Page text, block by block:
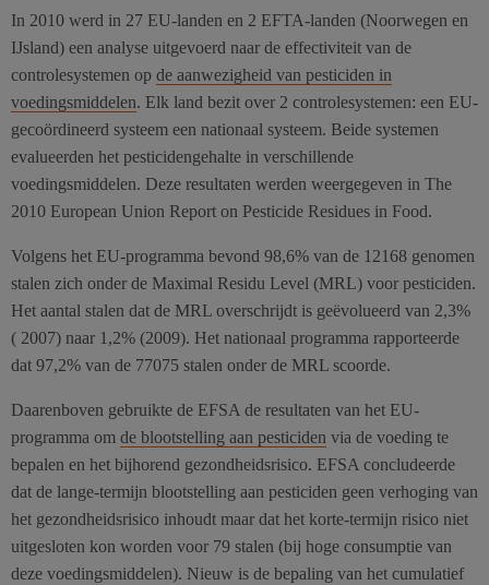
In 2010 werd in 27 EU-landen en 2 EFTA-landen (Noorwegen en
IJsland) een analyse uitgevoerd naar de effectiviteit van de
controlesystemen op de aanwezigheid van pesticiden in
voedingsmiddelen. Elk land bezit over 2 controlesystemen: een EU-
gecoördineerd systeem een nationaal systeem. Beide systemen
evalueerden het pesticidengehalte in verschillende
voedingsmiddelen. Deze resultaten werden weergegeven in The
2010 European Union Report on Pesticide Residues in Food.
Volgens het EU-programma bevond 98,6% van de 12168 genomen
stalen zich onder de Maximal Residu Level (MRL) voor pesticiden.
Het aantal stalen dat de MRL overschrijdt is geëvolueerd van 2,3%
( 2007) naar 1,2% (2009). Het nationaal programma rapporteerde
dat 97,2% van de 77075 stalen onder de MRL scoorde.
Daarenboven gebruikte de EFSA de resultaten van het EU-
programma om de blootstelling aan pesticiden via de voeding te
bepalen en het bijhorend gezondheidsrisico. EFSA concludeerde
dat de lange-termijn blootstelling aan pesticiden geen verhoging van
het gezondheidsrisico inhoudt maar dat het korte-termijn risico niet
uitgesloten kon worden voor 79 stalen (bij hoge consumptie van
deze voedingsmiddelen). Nieuw is de bepaling van het cumulatief